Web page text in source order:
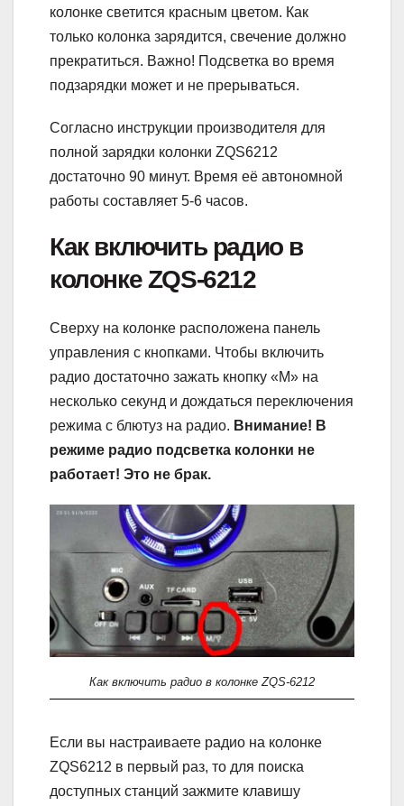
колонке светится красным цветом. Как
только колонка зарядится, свечение должно
прекратиться. Важно! Подсветка во время
подзарядки может и не прерываться.
Согласно инструкции производителя для
полной зарядки колонки ZQS6212
достаточно 90 минут. Время её автономной
работы составляет 5-6 часов.
Как включить радио в
колонке ZQS-6212
Сверху на колонке расположена панель
управления с кнопками. Чтобы включить
радио достаточно зажать кнопку «М» на
несколько секунд и дождаться переключения
режима с блютуз на радио. Внимание! В
режиме радио подсветка колонки не
работает! Это не брак.
Как включить радио в колонке ZQS-6212
Если вы настраиваете радио на колонке
ZQS6212 в первый раз, то для поиска
доступных станций зажмите клавишу